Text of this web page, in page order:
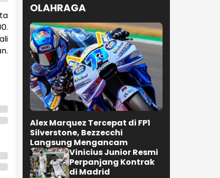
OLAHRAGA
Alex Marquez Tercepat di FP1
Silverstone, Bezzecchi
Langsung Mengancam
Vinicius Junior Resmi
Perpanjang Kontrak
di Madrid